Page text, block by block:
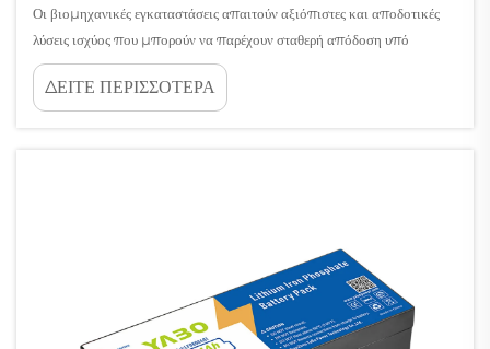
Οι βιομηχανικές εγκαταστάσεις απαιτούν αξιόπιστες και αποδοτικές
λύσεις ισχύος που μπορούν να παρέχουν σταθερή απόδοση υπό
δύσκολες συνθήκες. Η υιοθέτηση προηγμένων τεχνολογιών μπαταριών
έχει προκαλέσει επανάσταση στον τρόπο με τον οποίο οι βιομηχανικές
ΔΕΙΤΕ ΠΕΡΙΣΣΟΤΕΡΑ